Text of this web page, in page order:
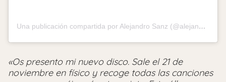
Una publicación compartida por Alejandro Sanz (@alejandrosanz)
«Os presento mi nuevo disco. Sale el 21 de
noviembre en físico y recoge todas las canciones